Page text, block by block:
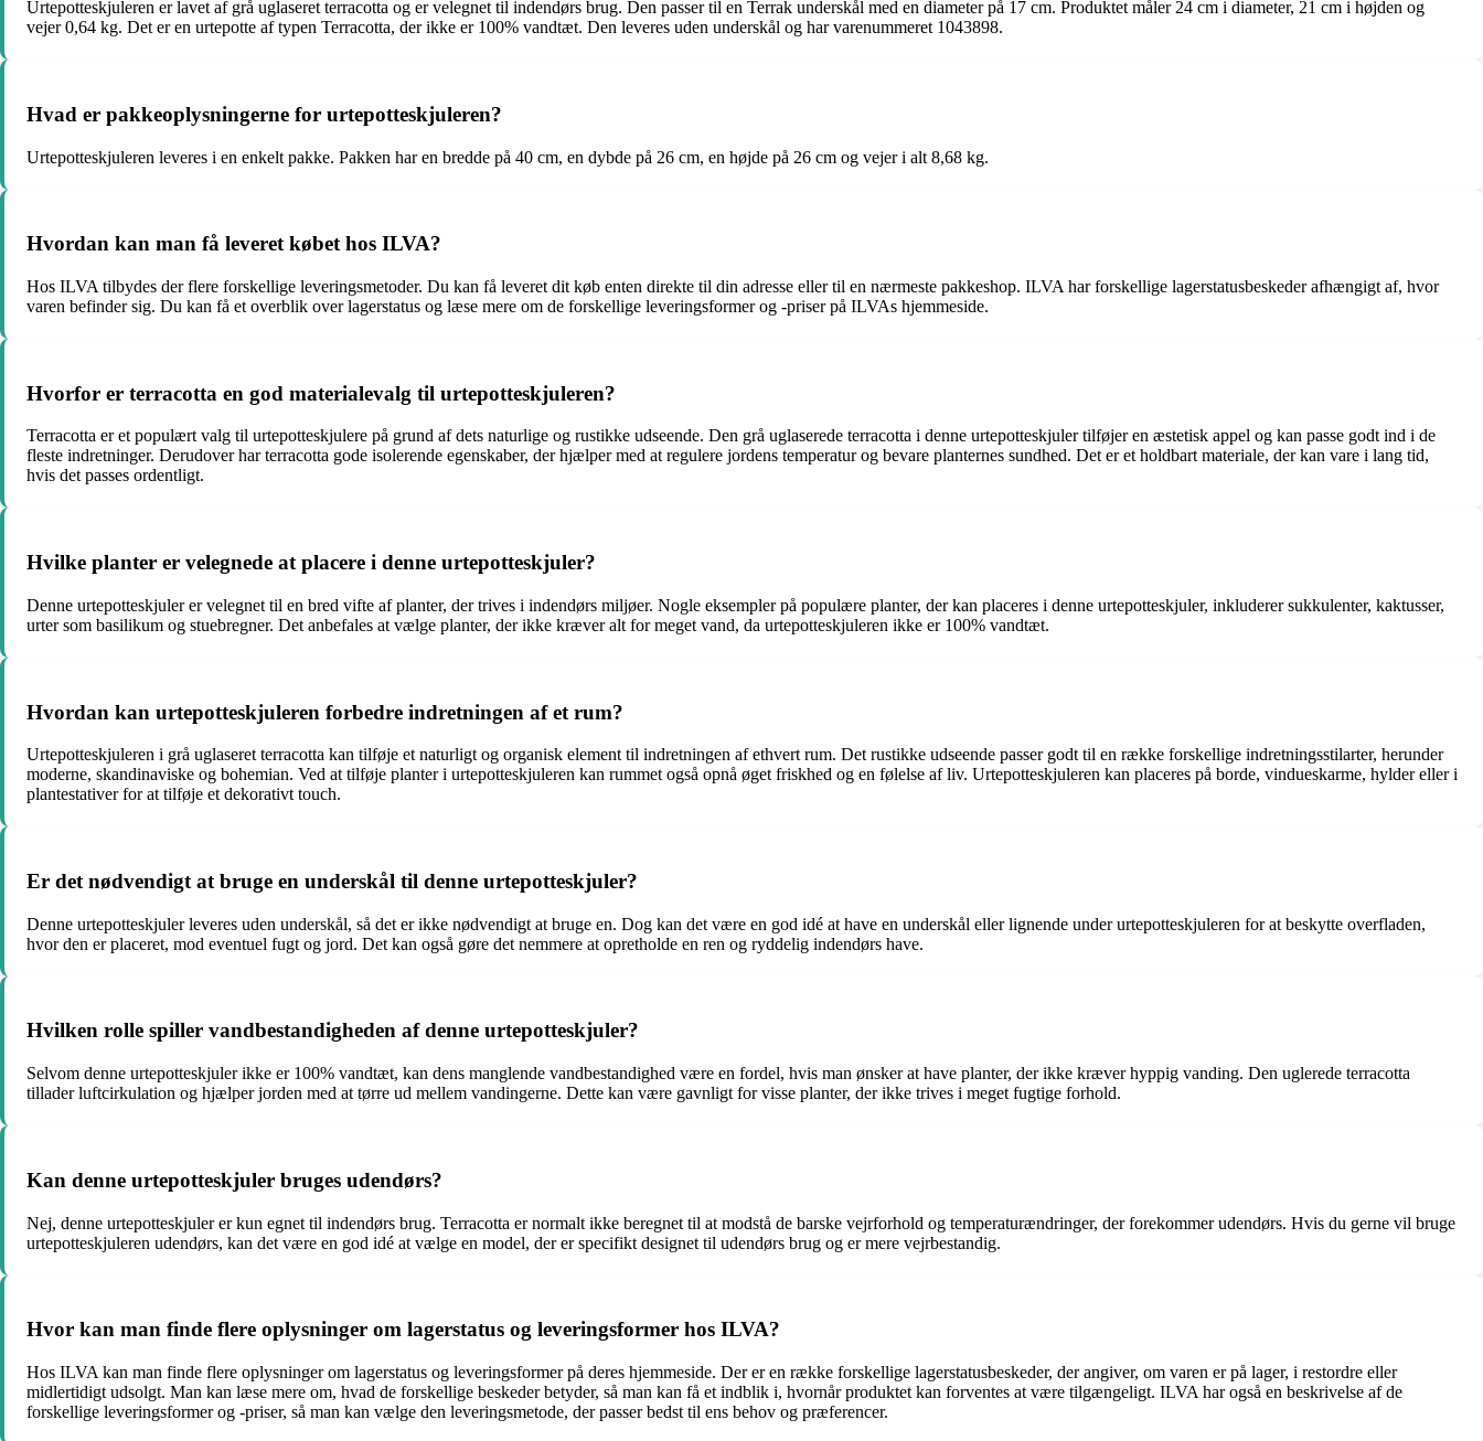
Urtepotteskjuleren er lavet af grå uglaseret terracotta og er velegnet til indendørs brug. Den passer til en Terrak underskål med en diameter på 17 cm. Produktet måler 24 cm i diameter, 21 cm i højden og
vejer 0,64 kg. Det er en urtepotte af typen Terracotta, der ikke er 100% vandtæt. Den leveres uden underskål og har varenummeret 1043898.
Hvad er pakkeoplysningerne for urtepotteskjuleren?
Urtepotteskjuleren leveres i en enkelt pakke. Pakken har en bredde på 40 cm, en dybde på 26 cm, en højde på 26 cm og vejer i alt 8,68 kg.
Hvordan kan man få leveret købet hos ILVA?
Hos ILVA tilbydes der flere forskellige leveringsmetoder. Du kan få leveret dit køb enten direkte til din adresse eller til en nærmeste pakkeshop. ILVA har forskellige lagerstatusbeskeder afhængigt af, hvor
varen befinder sig. Du kan få et overblik over lagerstatus og læse mere om de forskellige leveringsformer og -priser på ILVAs hjemmeside.
Hvorfor er terracotta en god materialevalg til urtepotteskjuleren?
Terracotta er et populært valg til urtepotteskjulere på grund af dets naturlige og rustikke udseende. Den grå uglaserede terracotta i denne urtepotteskjuler tilføjer en æstetisk appel og kan passe godt ind i de
fleste indretninger. Derudover har terracotta gode isolerende egenskaber, der hjælper med at regulere jordens temperatur og bevare planternes sundhed. Det er et holdbart materiale, der kan vare i lang tid,
hvis det passes ordentligt.
Hvilke planter er velegnede at placere i denne urtepotteskjuler?
Denne urtepotteskjuler er velegnet til en bred vifte af planter, der trives i indendørs miljøer. Nogle eksempler på populære planter, der kan placeres i denne urtepotteskjuler, inkluderer sukkulenter, kaktusser,
urter som basilikum og stuebregner. Det anbefales at vælge planter, der ikke kræver alt for meget vand, da urtepotteskjuleren ikke er 100% vandtæt.
Hvordan kan urtepotteskjuleren forbedre indretningen af et rum?
Urtepotteskjuleren i grå uglaseret terracotta kan tilføje et naturligt og organisk element til indretningen af ethvert rum. Det rustikke udseende passer godt til en række forskellige indretningsstilarter, herunder
moderne, skandinaviske og bohemian. Ved at tilføje planter i urtepotteskjuleren kan rummet også opnå øget friskhed og en følelse af liv. Urtepotteskjuleren kan placeres på borde, vindueskarme, hylder eller i
plantestativer for at tilføje et dekorativt touch.
Er det nødvendigt at bruge en underskål til denne urtepotteskjuler?
Denne urtepotteskjuler leveres uden underskål, så det er ikke nødvendigt at bruge en. Dog kan det være en god idé at have en underskål eller lignende under urtepotteskjuleren for at beskytte overfladen,
hvor den er placeret, mod eventuel fugt og jord. Det kan også gøre det nemmere at opretholde en ren og ryddelig indendørs have.
Hvilken rolle spiller vandbestandigheden af denne urtepotteskjuler?
Selvom denne urtepotteskjuler ikke er 100% vandtæt, kan dens manglende vandbestandighed være en fordel, hvis man ønsker at have planter, der ikke kræver hyppig vanding. Den uglerede terracotta
tillader luftcirkulation og hjælper jorden med at tørre ud mellem vandingerne. Dette kan være gavnligt for visse planter, der ikke trives i meget fugtige forhold.
Kan denne urtepotteskjuler bruges udendørs?
Nej, denne urtepotteskjuler er kun egnet til indendørs brug. Terracotta er normalt ikke beregnet til at modstå de barske vejrforhold og temperaturændringer, der forekommer udendørs. Hvis du gerne vil bruge
urtepotteskjuleren udendørs, kan det være en god idé at vælge en model, der er specifikt designet til udendørs brug og er mere vejrbestandig.
Hvor kan man finde flere oplysninger om lagerstatus og leveringsformer hos ILVA?
Hos ILVA kan man finde flere oplysninger om lagerstatus og leveringsformer på deres hjemmeside. Der er en række forskellige lagerstatusbeskeder, der angiver, om varen er på lager, i restordre eller
midlertidigt udsolgt. Man kan læse mere om, hvad de forskellige beskeder betyder, så man kan få et indblik i, hvornår produktet kan forventes at være tilgængeligt. ILVA har også en beskrivelse af de
forskellige leveringsformer og -priser, så man kan vælge den leveringsmetode, der passer bedst til ens behov og præferencer.